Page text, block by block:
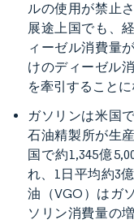
ルの使用が禁止
展途上国でも、
ィーゼル消費量
けのディーゼル
を牽引することに
ガソリンは米国
石油精製所が生
国で約1,345億
れ、1日平均約3
油（VGO）はガ
ソリン消費量の